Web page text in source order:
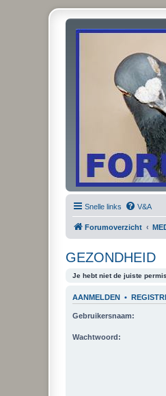
Snelle links V&A
Forumoverzicht
GEZONDHEID
Je hebt niet de juiste
AANMELDEN •
Gebruikersnaam:
Wachtwoord: